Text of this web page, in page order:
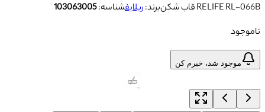
قاب شکن RELIFE RL-066B
برند:ریلایفشناسه:103063005
ناموجود
موجود شد، خبرم کن